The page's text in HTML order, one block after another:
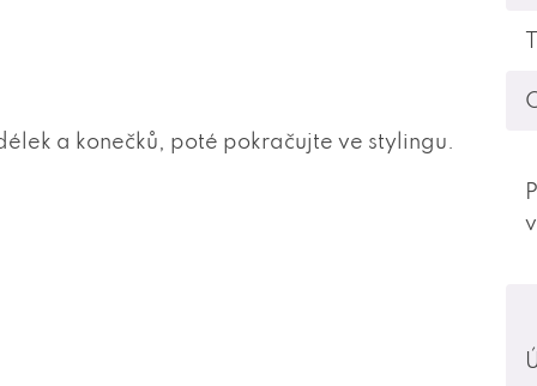
a konečků, poté pokračujte ve stylingu.